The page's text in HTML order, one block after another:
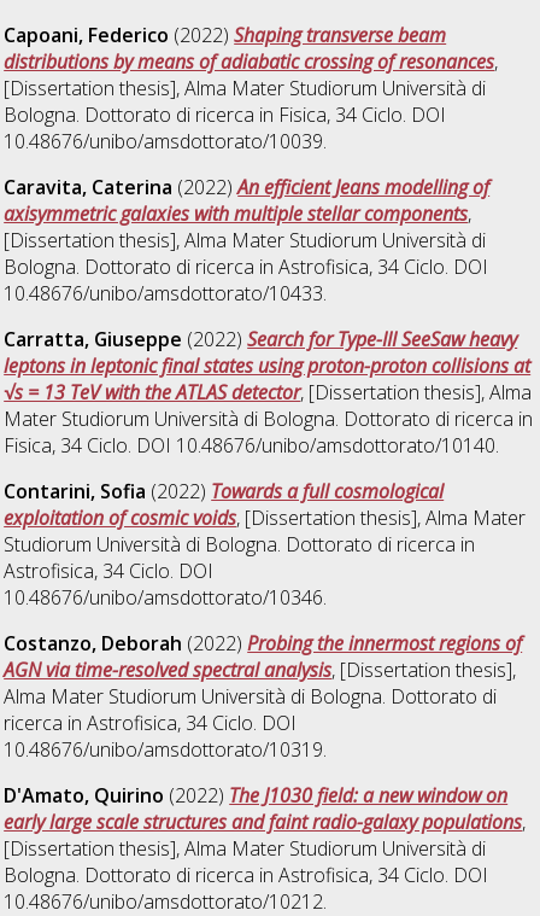
Capoani, Federico (2022)Shaping transverse beam
distributions by means of adiabatic crossing of resonances,
[Dissertation thesis], Alma Mater Studiorum Università di
Bologna. Dottorato di ricerca in Fisica, 34 Ciclo. DOI
10.48676/unibo/amsdottorato/10039.
Caravita, Caterina (2022)An efficient Jeans modelling of
axisymmetric galaxies with multiple stellar components,
[Dissertation thesis], Alma Mater Studiorum Università di
Bologna. Dottorato di ricerca inAstrofisica, 34 Ciclo. DOI
10.48676/unibo/amsdottorato/10433.
Carratta, Giuseppe (2022)Search for Type-III SeeSaw heavy
leptons in leptonic final states using proton-proton collisions at
√s = 13 TeV with the ATLAS detector, [Dissertation thesis], Alma
Mater Studiorum Università di Bologna. Dottorato di ricerca in
Fisica, 34 Ciclo. DOI 10.48676/unibo/amsdottorato/10140.
Contarini, Sofia (2022) Towards a full cosmological
exploitation of cosmic voids, [Dissertation thesis], Alma Mater
Studiorum Università di Bologna. Dottorato di ricerca in
Astrofisica, 34 Ciclo. DOI
10.48676/unibo/amsdottorato/10346.
Costanzo, Deborah (2022)Probing the innermost regions of
AGN via time-resolved spectral analysis, [Dissertation thesis],
Alma Mater Studiorum Università di Bologna. Dottorato di
ricerca inAstrofisica, 34 Ciclo. DOI
10.48676/unibo/amsdottorato/10319.
D'Amato, Quirino (2022) The J1030 field: a new window on
early large scale structures and faint radio-galaxy populations,
[Dissertation thesis], Alma Mater Studiorum Università di
Bologna. Dottorato di ricerca inAstrofisica, 34 Ciclo. DOI
10.48676/unibo/amsdottorato/10212.